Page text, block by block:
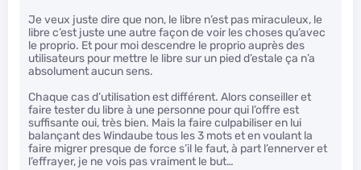
Je veux juste dire que non, le libre n’est pas miraculeux, le
libre c’est juste une autre façon de voir les choses qu’avec
le proprio. Et pour moi descendre le proprio auprès des
utilisateurs pour mettre le libre sur un pied d’estale ça n’a
absolument aucun sens.
Chaque cas d’utilisation est différent. Alors conseiller et
faire tester du libre à une personne pour qui l’offre est
suffisante oui, très bien. Mais la faire culpabiliser en lui
balançant des Windaube tous les 3 mots et en voulant la
faire migrer presque de force s’il le faut, à part l’ennerver et
l’effrayer, je ne vois pas vraiment le but…